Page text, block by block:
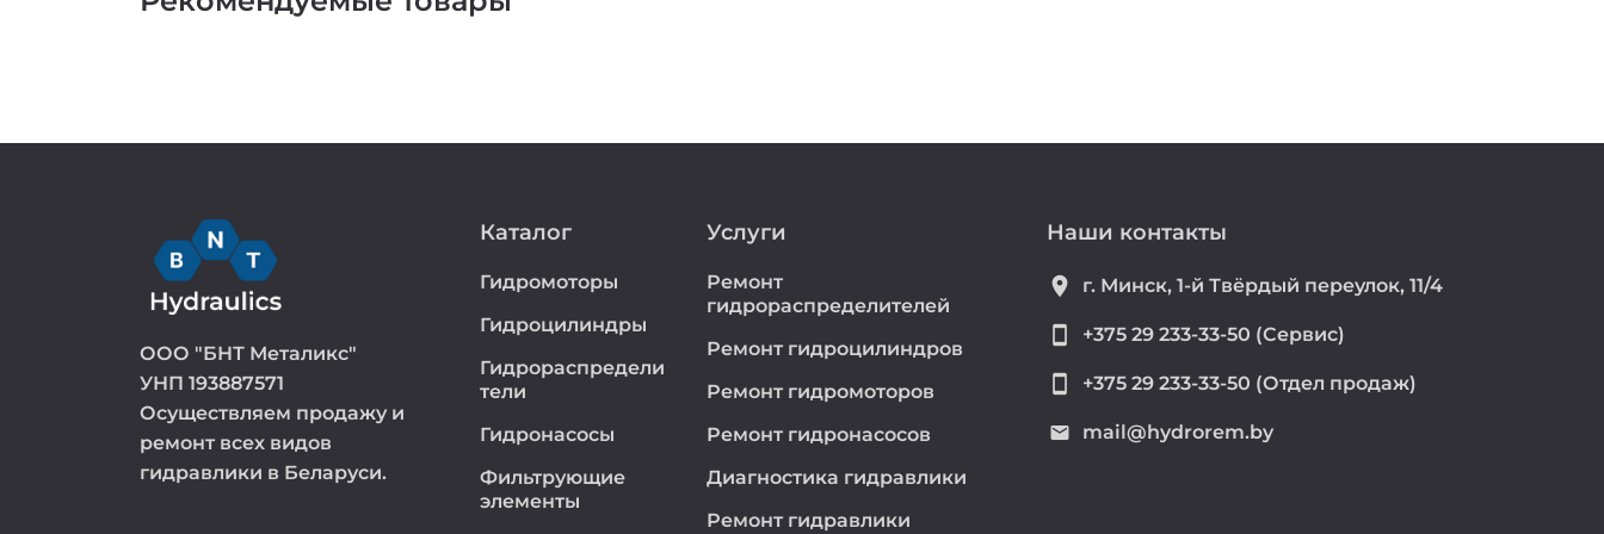
ООО "БНТ Металикс"
УНП 193887571
Осуществляем продажу и
ремонт всех видов
гидравлики в Беларуси.
Каталог
Гидромоторы
Гидроцилиндры
Гидрораспредели
тели
Гидронасосы
Фильтрующие
элементы
Услуги
Ремонт
гидрораспределителей
Ремонт гидроцилиндров
Ремонт гидромоторов
Ремонт гидронасосов
Диагностика гидравлики
Ремонт гидравлики
Наши контакты
location_on г. Минск, 1-й Твёрдый переулок, 11/4
smartphone +375 29 233-33-50 (Сервис)
smartphone +375 29 233-33-50 (Отдел продаж)
email mail@hydrorem.by